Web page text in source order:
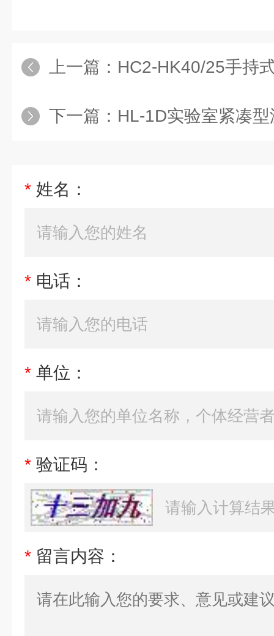
上一篇： HC2-HK40/25手持式罗卓
下一篇： HL-1D实验室紧凑
* 姓名：
* 电话：
* 单位：
* 验证码：
* 留言内容：